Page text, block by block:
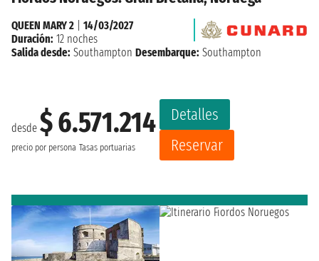
desde $ 6.571.214
precio por persona Tasas portuarias
Detalles
Reservar
QUEEN MARY 2
14/03/2027
Duración: 12 noches
Salida desde: Southampton Desembarque: Southampton